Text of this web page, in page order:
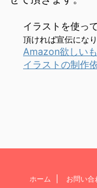
イラストを使っ
頂ければ宣伝にな
Amazon欲しい
イラストの制作
ホーム お問い合